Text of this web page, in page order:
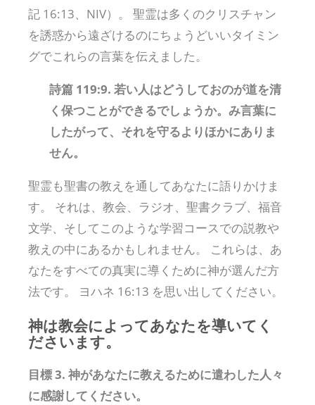
記 16:13、NIV）。 聖霊は多くのクリスチャン
を誘惑から遠ざけるのにちょうどいいタイミン
グでこれらの言葉を伝えました。
詩篇 119:9. 若い人はどうしておのが道を清
く保つことができるでしょうか。み言葉に
したがって、それを守るよりほかにありま
せん。
聖霊も聖書の教えを通してあなたに語りかけま
す。 それは、教会、ラジオ、聖書クラブ、福音
文学、そしてこのような学習コースでの説教や
教えの中にあるかもしれません。 これらは、あ
なたをすべての真実に導くために神が選んだ方
法です。 ヨハネ 16:13 を思い出してください。
神は教会によってあなたを導いてく
ださいます。
目標 3. 神があなたに教えるために遣わした人々
に感謝してください。